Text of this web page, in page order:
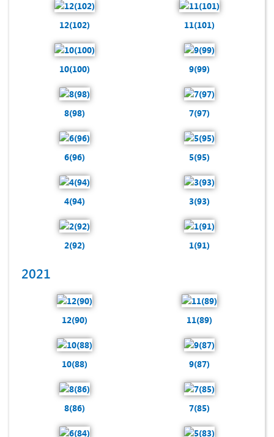
12(102) 11(101)
10(100) 9(99)
8(98) 7(97)
6(96) 5(95)
4(94) 3(93)
2(92) 1(91)
2021
12(90) 11(89)
10(88) 9(87)
8(86) 7(85)